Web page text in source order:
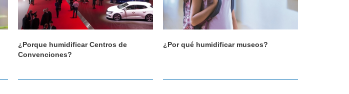
¿Porque humidificar Centros de
Convenciones?
¿Por qué humidificar museos?